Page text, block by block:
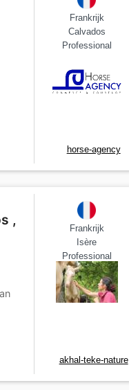
Frankrijk
Calvados
Professional
horse-agency
,
Frankrijk
Isère
Professional
akhal-teke-nature